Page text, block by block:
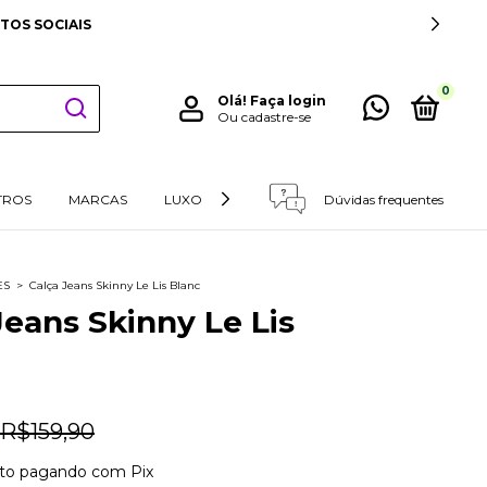
SOCIAIS
Olá! Faça login
Ou cadastre-se
0
MARCAS LUXO RETIRADAS E DEVOLUÇÕES
Dúvidas frequentes
> Calça Jeans Skinny Le Lis Blanc
Skinny Le Lis
R$159,90
pagando com Pix